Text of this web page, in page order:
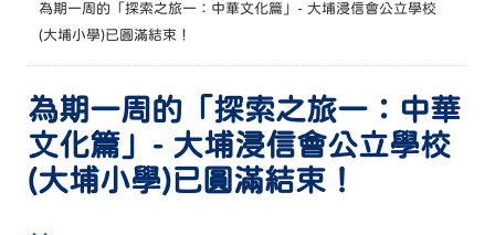
為期一周的「探索之旅一：中華文化篇」- 大埔浸信會公立學校
(大埔小學)已圓滿結束！
為期一周的「探索之旅一：中華
文化篇」- 大埔浸信會公立學校
(大埔小學)已圓滿結束！